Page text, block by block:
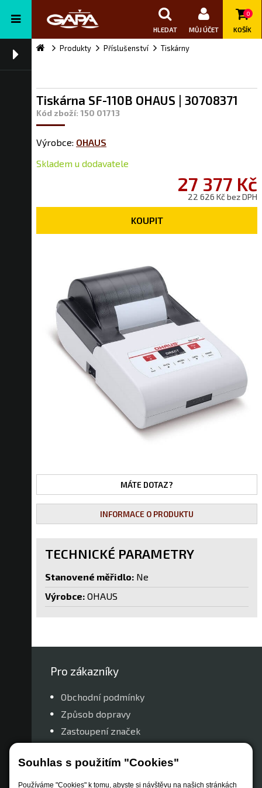
Souhlas s použitím "Cookies"
Používáme "Cookies" k tomu, abyste si návštěvu na našich stránkách
HLEDAT MŮJ ÚČET
0
KOŠÍK
Produkty Příslušenství Tiskárny
Tiskárna SF-110B OHAUS | 30708371
Kód zboží: 150 01713
Výrobce: OHAUS
Skladem u dodavatele
27 377 Kč
22 626 Kč bez DPH
KOUPIT
INFORMACE O PRODUKTU
MÁTE DOTAZ?
TECHNICKÉ PARAMETRY
Stanovené měřidlo: Ne
Výrobce: OHAUS
Pro zákazníky
Obchodní podmínky
Způsob dopravy
Zastoupení značek
Nastavení soukromí